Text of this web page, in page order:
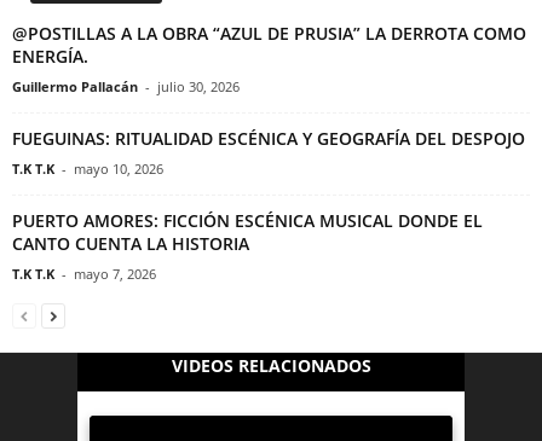
@POSTILLAS A LA OBRA “AZUL DE PRUSIA” LA DERROTA COMO
ENERGÍA.
Guillermo Pallacán - julio 30, 2026
FUEGUINAS: RITUALIDAD ESCÉNICA Y GEOGRAFÍA DEL DESPOJO
T.K T.K - mayo 10, 2026
PUERTO AMORES: FICCIÓN ESCÉNICA MUSICAL DONDE EL
CANTO CUENTA LA HISTORIA
T.K T.K - mayo 7, 2026
VIDEOS RELACIONADOS